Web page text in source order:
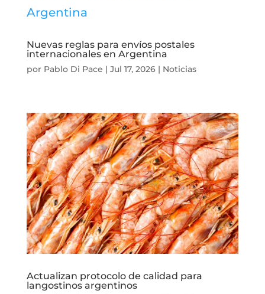
Nuevas reglas para envíos postales
internacionales en Argentina
por Pablo Di Pace | Jul 17, 2026| Noticias
Actualizan protocolo de calidad para
langostinos argentinos